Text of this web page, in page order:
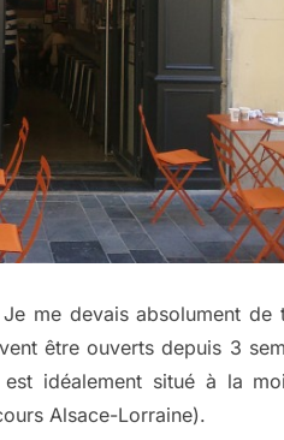
me devais absolument de
être ouverts depuis 3
idéalement situé à la
Alsace-Lorraine).